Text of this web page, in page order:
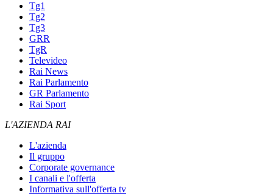
Tg1
Tg2
Tg3
GRR
TgR
Televideo
Rai News
Rai Parlamento
GR Parlamento
Rai Sport
L'AZIENDA RAI
L'azienda
Il gruppo
Corporate governance
I canali e l'offerta
Informativa sull'offerta tv